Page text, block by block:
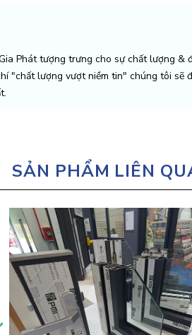
Phát tượng trưng cho sự chất lượng &
"chất lượng vượt niềm tin" chúng tôi sẽ
SẢN PHẨM LIÊN